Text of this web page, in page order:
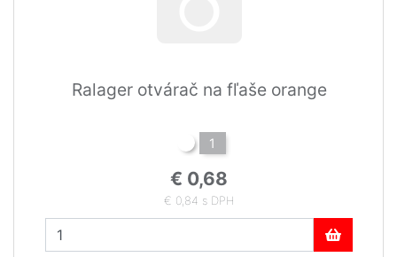
Ralager otvárač na fľaše orange
1
€ 0,68
€ 0,84 s DPH